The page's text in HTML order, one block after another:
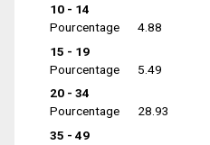
10 - 14
Pourcentage
4.88
15 - 19
Pourcentage
5.49
20 - 34
Pourcentage
28.93
35 - 49